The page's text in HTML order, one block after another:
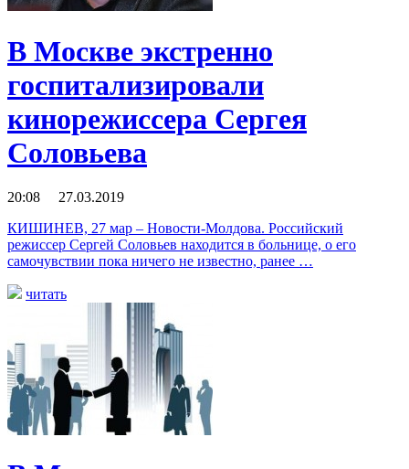
В Москве экстренно
госпитализировали
кинорежиссера Сергея
Соловьева
20:08 27.03.2019
КИШИНЕВ, 27 мар – Новости-Молдова. Российский
режиссер Сергей Соловьев находится в больнице, о его
самочувствии пока ничего не известно, ранее …
читать